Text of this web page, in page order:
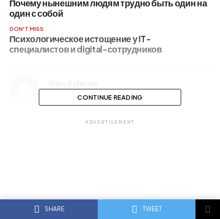
SHARE TWEET
Почему нынешним людям трудно быть один на
один с собой
DON'T MISS
Психологическое истощение у IT-
специалистов и digital-сотрудников
CONTINUE READING
ADVERTISEMENT